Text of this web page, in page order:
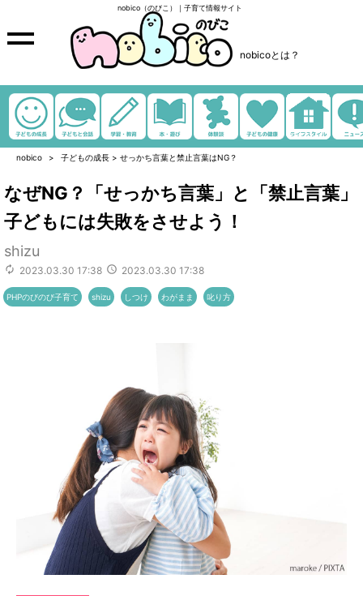
nobico（のびこ）｜子育て情報サイト
nobicoとは？
nobico 子どもの成長 > せっかち言葉と禁止言葉はNG？
なぜNG？「せっかち言葉」と「禁止言葉」
子どもには失敗をさせよう！
shizu
2023.03.30 17:38 2023.03.30 17:38
PHPのびのび子育て shizu しつけ わがまま 叱り方